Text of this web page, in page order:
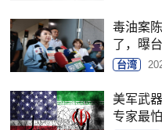
毒油案
了，曝
台湾
美军武
专家最